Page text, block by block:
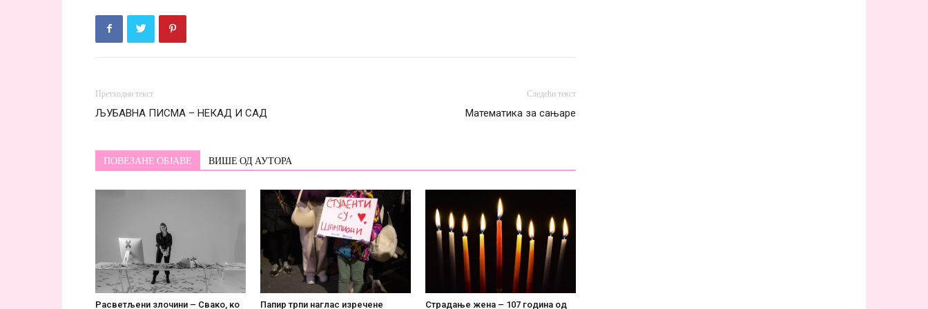
Претходни текст
ЉУБАВНА ПИСМА – НЕКАД И САД
Следећи текст
Математика за сањаре
ПОВЕЗАНЕ ОБЈАВЕ ВИШЕ ОД АУТОРА
Расветљени злочини – Свако, ко Папир трпи наглас изречене Страдање жена – 107 година од